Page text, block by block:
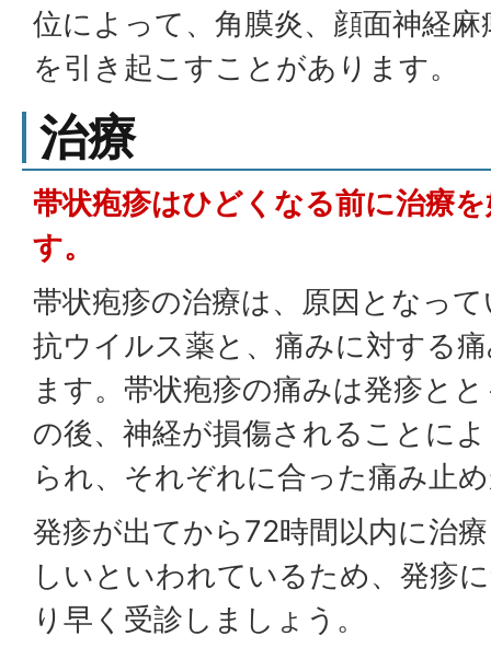
位によって、角膜炎、顔面神経
を引き起こすことがあります。
治療
帯状疱疹はひどくなる前に治療
す。
帯状疱疹の治療は、原因となっ
抗ウイルス薬と、痛みに対する
ます。帯状疱疹の痛みは発疹と
の後、神経が損傷されることに
られ、それぞれに合った痛み止
発疹が出てから72時間以内に治
しいといわれているため、発疹
り早く受診しましょう。